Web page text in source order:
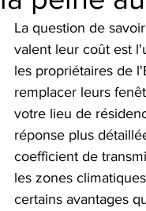
La question de
valent leur coût est
les propriétaires de
remplacer leurs
votre lieu de
réponse plus
coefficient de
les zones
certains avantages